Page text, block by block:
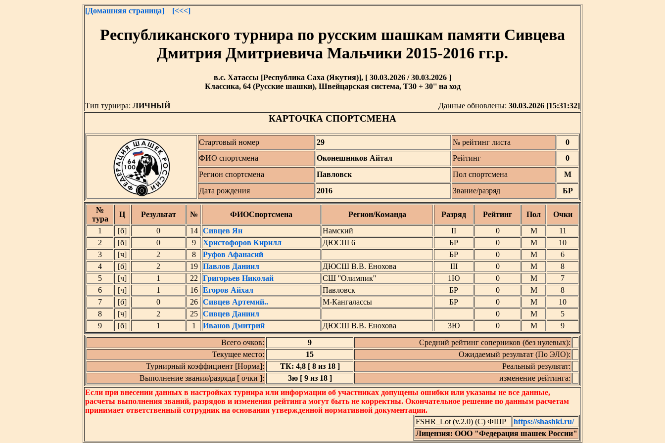
[Домашняя страница] [<<<]
Республиканского турнира по русским шашкам памяти Сивцева
Дмитрия Дмитриевича Мальчики 2015-2016 гг.р.
в.с. Хатассы [Республика Саха (Якутия)], [ 30.03.2026 / 30.03.2026 ]
Классика, 64 (Русские шашки), Швейцарская система, T30 + 30'' на ход
Тип турнира: ЛИЧНЫЙ Данные обновлены: 30.03.2026 [15:31:32]
КАРТОЧКА СПОРТСМЕНА
Стартовый номер 29 № рейтинг листа
0
ФИО спортсмена
Оконешников Айтал Рейтинг
0
Регион спортсмена
Павловск Пол спортсмена
М
Дата рождения
2016 Звание/разряд БР
№
тура
Ц Результат № ФИОСпортсмена Регион/Команда Разряд Рейтинг Пол
Очки
1
[б] 0 14 Сивцев Ян Намский II 0 М
11
2
[б] 0 9 Христофоров Кирилл ДЮСШ 6 БР 0 М
10
3
[ч] 2 8 Руфов Афанасий БР 0 М
6
4
[б] 2 19 Павлов Даниил ДЮСШ В.В. Енохова III 0 М
8
5
[ч] 1 22 Григорьев Николай СШ ''Олимпик'' 1Ю 0 М
7
6
[ч] 1 16 Егоров Айхал Павловск БР 0 М
8
7
[б] 0 26 Сивцев Артемий.. М-Кангалассы БР 0 М
10
8
[ч] 2 25 Сивцев Даниил 0 М
5
9
[б] 1 1 Иванов Дмитрий ДЮСШ В.В. Енохова 3Ю 0 М
9
Всего очков:
9
Средний рейтинг соперников (без нулевых):
Текущее место:
15
Ожидаемый результат (По ЭЛО):
Турнирный коэффициент [Норма]:
ТК: 4,8 [ 8 из 18 ]
Реальный результат:
Выполнение звания/разряда [ очки ]:
3ю [ 9 из 18 ]
изменение рейтинга:
Если при внесении данных в настройках турнира или информации об участниках допущены ошибки или указаны не все данные,
расчеты выполнения званий, разрядов и изменения рейтинга могут быть не корректны. Окончательное решение по данным расчетам
принимает ответственный сотрудник на основании утвержденной нормативной документации.
FSHR_Lot (v.2.0) (C) ФШР
https://shashki.ru/
Лицензия: ООО "Федерация шашек России"